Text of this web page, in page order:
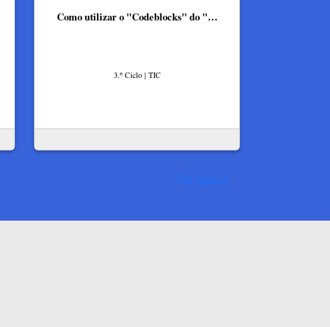
Como utilizar o "Codeblocks" do "…
3.º Ciclo | TIC
Ver mais